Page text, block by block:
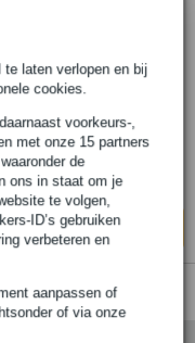
laten verlopen en bij
cookies.
voorkeurs-,
met onze 15 partners
de
ons in staat om je
te volgen,
ID’s gebruiken
verbeteren en
aanpassen of
of via onze
Cannon 50 cm